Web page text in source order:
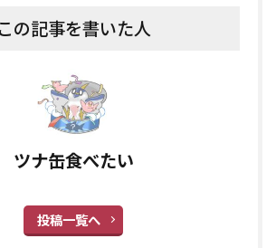
この記事を書いた人
ツナ缶食べたい
投稿一覧へ